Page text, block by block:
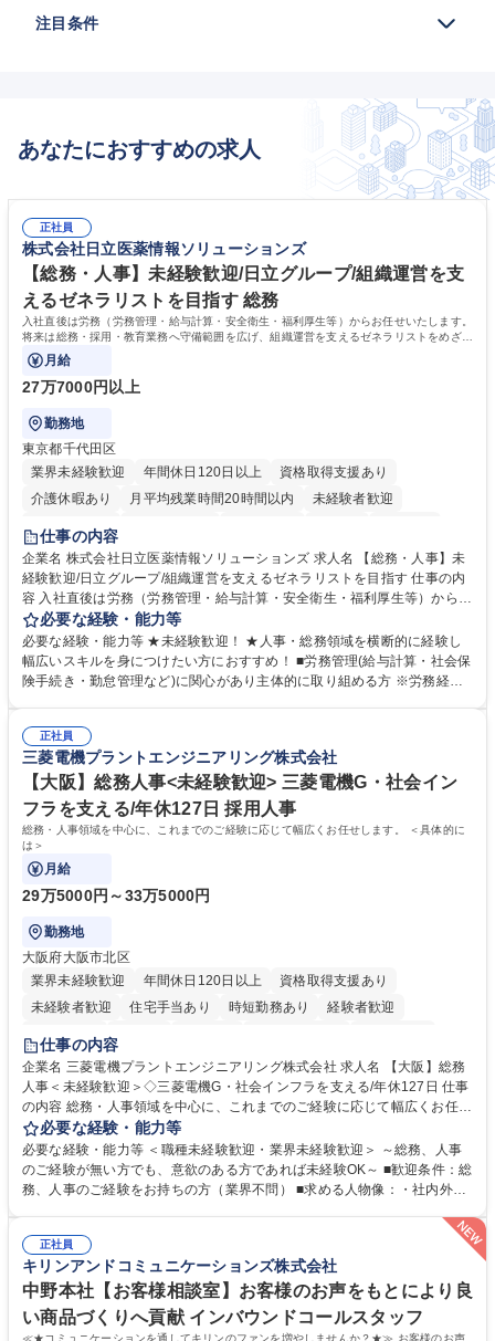
注目条件
あなたにおすすめの求人
正社員
株式会社日立医薬情報ソリューションズ
【総務・人事】未経験歓迎/日立グループ/組織運営を支
えるゼネラリストを目指す 総務
入社直後は労務（労務管理・給与計算・安全衛生・福利厚生等）からお任せいたします。
将来は総務・採用・教育業務へ守備範囲を広げ、組織運営を支えるゼネラリストをめざせ
ます。
月給
27万7000円以上
勤務地
東京都千代田区
業界未経験歓迎
年間休日120日以上
資格取得支援あり
介護休暇あり
月平均残業時間20時間以内
未経験者歓迎
住宅手当あり
育休あり
完全週休2日制 交通費支給 土日祝休み 寮・社宅あり
仕事の内容
企業名 株式会社日立医薬情報ソリューションズ 求人名 【総務・人事】未
経験歓迎/日立グループ/組織運営を支えるゼネラリストを目指す 仕事の内
容 入社直後は労務（労務管理・給与計算・安全衛生・福利厚生等）からお
任せいたします。将来は総務・採用・教育業務へ守備範囲を広げ、組織運
営を支えるゼネラリストをめざせます。 ・初期業務：労働時間管理、給与
計算、社会保険対応、福利厚生管理、安全衛生、健康経営推進等をお任せ
します。ご経験に応じて、休職者管理など、幅広く経験を積んでいただき
幅広く経験を積みたい意欲がある方に最適な環境です。 募集職種 【総
務・人事】未経験歓迎/日立グループ/組織運営を支えるゼネラリストを目
指す
必要な経験・能力等
必要な経験・能力等 ★未経験歓迎！ ★人事・総務領域を横断的に経験し
幅広いスキルを身につけたい方におすすめ！ ■労務管理(給与計算・社会保
険手続き・勤怠管理など)に関心があり主体的に取り組める方 ※労務経験
のご経験 ■労務管理（給与計算・社会保険手続き・勤怠管理など）の経験
■衛生管理者の資格をお持ちの方 学歴・資格 学歴：大学院 大学 高専 短大
専修学校 高校 語学力： 資格：
正社員
三菱電機プラントエンジニアリング株式会社
【大阪】総務人事<未経験歓迎> 三菱電機G・社会イン
フラを支える/年休127日 採用人事
総務・人事領域を中心に、これまでのご経験に応じて幅広くお任せします。 ＜具体的に
は＞
月給
29万5000円～33万5000円
勤務地
大阪府大阪市北区
業界未経験歓迎
年間休日120日以上
資格取得支援あり
未経験者歓迎
住宅手当あり 時短勤務あり
経験者歓迎
退職金あり
駅近5分以内
土日祝休み 服装自由 寮・社宅あり 食事補助あり
仕事の内容
企業名 三菱電機プラントエンジニアリング株式会社 求人名 【大阪】総務
人事＜未経験歓迎＞◇三菱電機G・社会インフラを支える/年休127日 仕事
の内容 総務・人事領域を中心に、これまでのご経験に応じて幅広くお任せ
します。 ＜具体的には＞ ・総務/人事労務（給与・社保・勤怠管理など）
・採用・教育研修 ・福利厚生運用 など ※基本的には事務所勤務ですが、
採用や教育等の業務内容により、関西圏以外への日帰り・宿泊を伴う国内
出張もございます。 ※担当業務を持ちつつ、お互いに助け合いながら、総
総務人事＜未経験歓迎＞◇三菱電機G・社会インフラを支える/年休127日
必要な経験・能力等
必要な経験・能力等 ＜職種未経験歓迎・業界未経験歓迎＞ ～総務、人事
のご経験が無い方でも、意欲のある方であれば未経験OK～ ■歓迎条件：総
務、人事のご経験をお持ちの方（業界不問） ■求める人物像：・社内外の
ミュニケーション能力を持っている方 ・人事総務領域に興味がありゼネラ
正社員
キリンアンドコミュニケーションズ株式会社
中野本社【お客様相談室】お客様のお声をもとにより良
い商品づくりへ貢献 インバウンドコールスタッフ
≪★コミュニケーションを通してキリンのファンを増やしませんか？★≫ お客様のお声